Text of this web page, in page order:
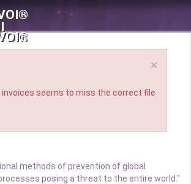
×
seems to miss the correct file
methods of prevention of global
posing a threat to the entire world."